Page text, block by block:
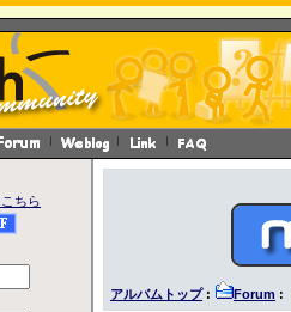
ちら
アルバムトップ: Forum :